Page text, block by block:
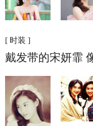
[ 时装 ]
戴发带的宋妍霏